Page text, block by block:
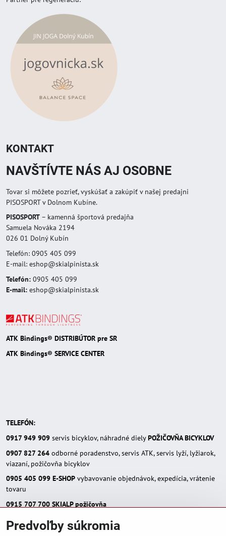
KONTAKT
NAVŠTÍVTE NÁS AJ OSOBNE
Tovar si môžete pozrieť, vyskúšať a zakúpiť v našej predajni
PISOSPORT v Dolnom Kubíne.
PISOSPORT – kamenná športová predajňa
Samuela Nováka 2194
026 01 Dolný Kubín
Telefón: 0905 405 099
E-mail: eshop@skialpinista.sk
Telefón: 0905 405 099
E-mail: eshop@skialpinista.sk
ATK Bindings® DISTRIBÚTOR pre SR
ATK Bindings® SERVICE CENTER
TELEFÓN:
0917 949 909 servis bicyklov, náhradné dielyPOŽIČOVŇA BICYKLOV
0907 827 264 odborné poradenstvo, servis ATK, servis lyží, lyžiarok,
viazaní, požičovňa bicyklov
0905 405 099 E-SHOP vybavovanie objednávok, expedícia, vrátenie
tovaru
0915 707 700 SKIALP požičovňa
E-MAIL:
eshop(zavináč)skialpinista.sk
Predvoľby súkromia